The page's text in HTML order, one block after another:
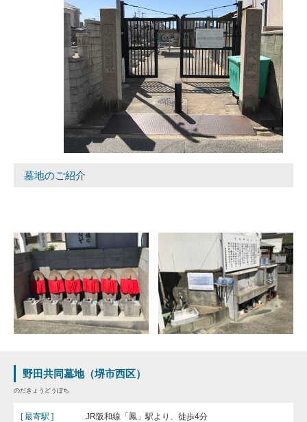
墓地のご紹介
野田共同墓地（堺市西区）
のだきょうどうぼち
[ 最寄駅 ] JR阪和線「鳳」駅より、徒歩4分